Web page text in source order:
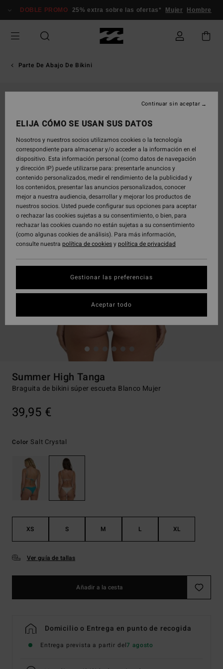
información
DOBLE PROMO 25% extra sobre las ofertas* Mujer Hombre
Parte De Abajo De Bikini
Summer High Tanga
Braguita de bikini súper escueta Blanco Mujer
39,95 €
Color Salt Crystal
XS S M L XL
Ver guía de tallas
Añadir a la cesta
Domicilio o Entrega en punto de recogida
Entrega prevista a partir del7 agosto
ELIJA CÓMO SE USAN SUS DATOS
Nosotros y nuestros socios utilizamos cookies o la tecnología
correspondiente para almacenar y/o acceder a la información en el
dispositivo. Esta información personal (como datos de navegación
y dirección IP) puede utilizarse para: presentarle anuncios y
contenido personalizados, medir el rendimiento de la publicidad y
los contenidos, presentar las anuncios personalizados, conocer
mejor a nuestra audiencia, desarrollar y mejorar los productos de
nuestros socios. Usted puede configurar sus opciones para aceptar
o rechazar las cookies sujetas a su consentimiento, o bien, para
rechazar las cookies cuando no están sujetas a su consentimiento
(como algunas cookies de análisis). Para más información,
consulte nuestra política de cookiesypolítica de privacidad
Gestionar las preferencias
Continuar sin aceptar
Aceptar todo